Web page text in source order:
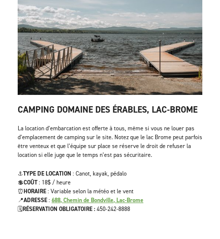
CAMPING DOMAINE DES ÉRABLES, LAC-BROME
La location d’embarcation est offerte à tous, même si vous ne louer pas
d’emplacement de camping sur le site. Notez que le lac Brome peut parfois
être venteux et que l’équipe sur place se réserve le droit de refuser la
location si elle juge que le temps n’est pas sécuritaire.
⚓TYPE DE LOCATION : Canot, kayak, pédalo
💲COÛT: 18$ / heure
⏰HORAIRE: Variable selon la météo et le vent
📍ADRESSE: 688, Chemin de Bondville, Lac-Brome
🗓️RÉSERVATION OBLIGATOIRE :450-242-8888